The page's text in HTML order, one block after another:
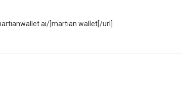
]martian wallet[/url]